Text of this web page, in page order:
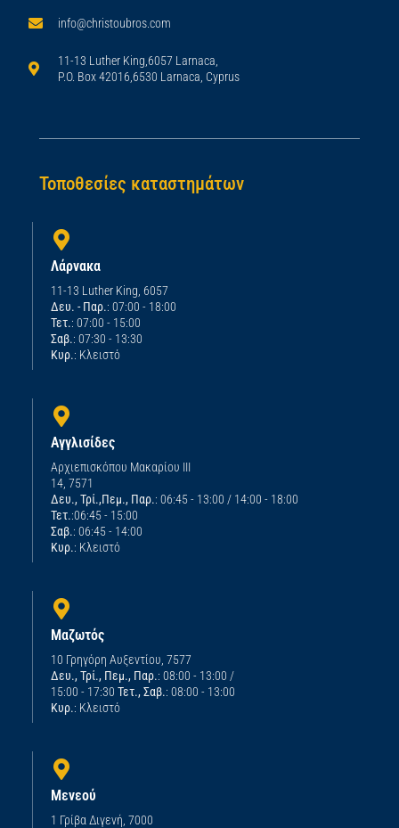
info@christoubros.com
11-13 Luther King,6057 Larnaca,
P.O. Box 42016,6530 Larnaca, Cyprus
Τοποθεσίες καταστημάτων
Λάρνακα
11-13 Luther King, 6057
Δευ. - Παρ.: 07:00 - 18:00
Τετ.: 07:00 - 15:00
Σαβ.: 07:30 - 13:30
Κυρ.: Κλειστό
Αγγλισίδες
Αρχιεπισκόπου Μακαρίου ΙΙΙ
14, 7571
Δευ., Τρί.,Πεμ., Παρ.: 06:45 - 13:00 / 14:00 - 18:00
Τετ.:06:45 - 15:00
Σαβ.: 06:45 - 14:00
Κυρ.: Κλειστό
Μαζωτός
10 Γρηγόρη Αυξεντίου, 7577
Δευ., Τρί., Πεμ., Παρ.: 08:00 - 13:00 /
15:00 - 17:30 Τετ., Σαβ.: 08:00 - 13:00
Κυρ.: Κλειστό
Μενεού
1 Γρίβα Διγενή, 7000